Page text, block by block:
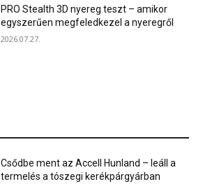
PRO Stealth 3D nyereg teszt – amikor
egyszerűen megfeledkezel a nyeregről
2026.07.27.
Csődbe ment az Accell Hunland – leáll a
termelés a tószegi kerékpárgyárban